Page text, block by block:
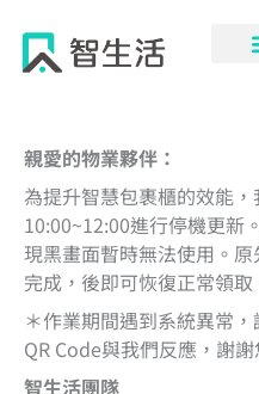
親愛的物業夥伴：
為提升智慧包裹櫃的效能
10:00~12:00進行停機更新
現黑畫面暫時無法使用。
完成，後即可恢復正常領取
＊作業期間遇到系統異常
QR Code與我們反應，謝
智生活團隊